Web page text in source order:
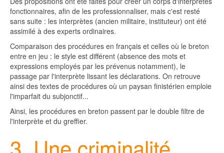
fonctionnaires, afin de les professionnaliser, mais c'est resté
sans suite : les interprètes (ancien militaire, instituteur) ont été
assimilé à des experts ordinaires.
Comparaison des procédures en français et celles où le breton
entre en jeu : le style est différent (absence des mots et
expressions employés par les prévenus notamment), le
passage par l'interprète lissant les déclarations. On retrouve
ainsi des textes de procédures où un paysan finistérien emploie
l'imparfait du subjonctif...
Ainsi, les procédures en breton passent par le double filtre de
l'interprète et du greffier.